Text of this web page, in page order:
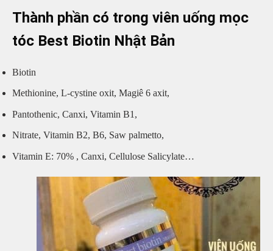
Thành phần có trong viên uống mọc
tóc Best Biotin Nhật Bản
Biotin
Methionine, L-cystine oxit, Magiê 6 axit,
Pantothenic, Canxi, Vitamin B1,
Nitrate, Vitamin B2, B6, Saw palmetto,
Vitamin E: 70% , Canxi, Cellulose Salicylate…